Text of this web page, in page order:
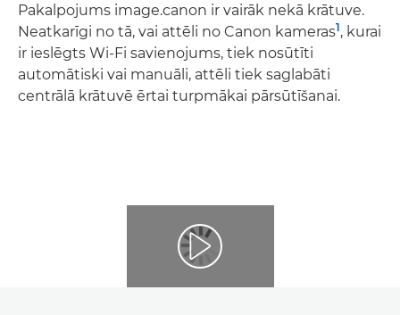
Pakalpojums image.canon ir vairāk nekā krātuve.
Neatkarīgi no tā, vai attēli no Canon kameras1, kurai
ir ieslēgts Wi-Fi savienojums, tiek nosūtīti
automātiski vai manuāli, attēli tiek saglabāti
centrālā krātuvē ērtai turpmākai pārsūtīšanai.